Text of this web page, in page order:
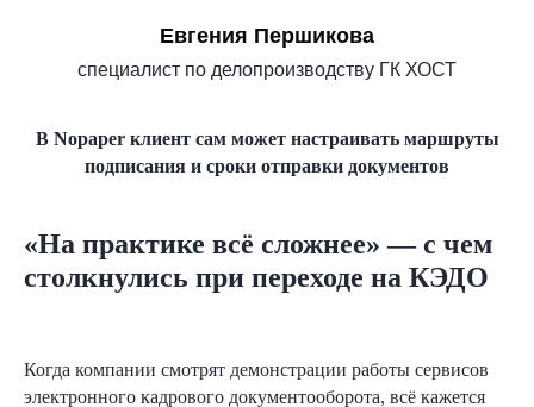
Евгения Першикова
специалист по делопроизводству ГК ХОСТ
В Nopaper клиент сам может настраивать маршруты
подписания и сроки отправки документов
«На практике всё сложнее» — с чем
столкнулись при переходе на КЭДО
Когда компании смотрят демонстрации работы сервисов
электронного кадрового документооборота, всё кажется